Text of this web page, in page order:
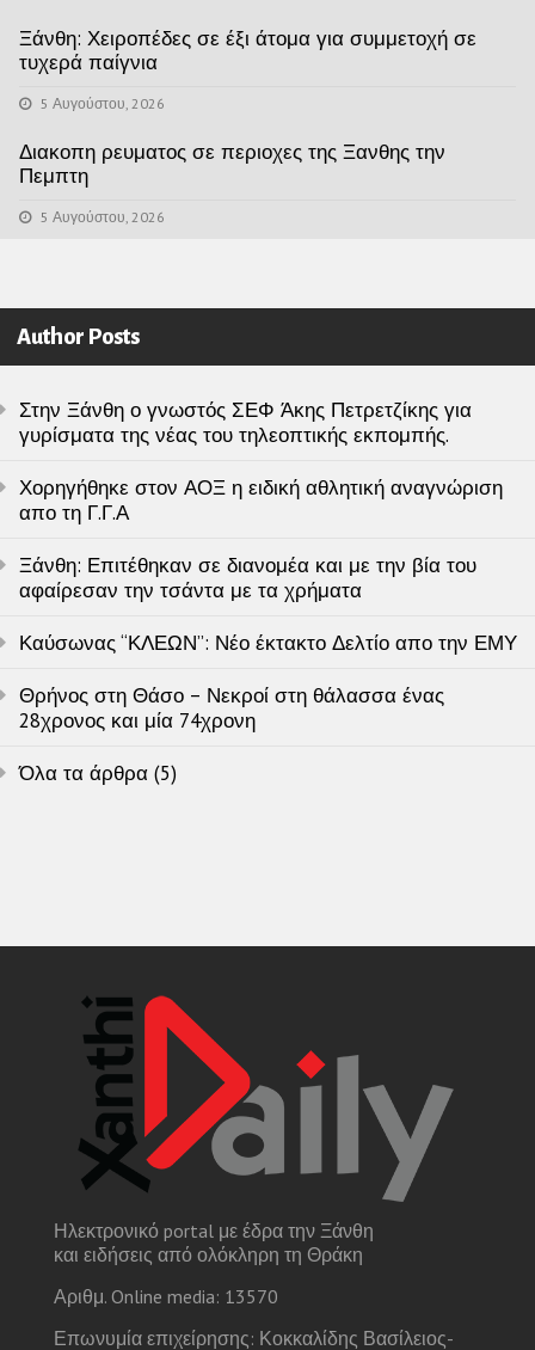
Ξάνθη: Χειροπέδες σε έξι άτομα για συμμετοχή σε
τυχερά παίγνια
5 Αυγούστου, 2026
Διακοπη ρευματος σε περιοχες της Ξανθης την
Πεμπτη
5 Αυγούστου, 2026
Author Posts
Στην Ξάνθη ο γνωστός ΣΕΦ Άκης Πετρετζίκης για
γυρίσματα της νέας του τηλεοπτικής εκπομπής.
Χορηγήθηκε στον ΑΟΞ η ειδική αθλητική αναγνώριση
απο τη Γ.Γ.Α
Ξάνθη: Επιτέθηκαν σε διανομέα και με την βία του
αφαίρεσαν την τσάντα με τα χρήματα
Καύσωνας “ΚΛΕΩΝ”: Νέο έκτακτο Δελτίο απο την ΕΜΥ
Θρήνος στη Θάσο – Νεκροί στη θάλασσα ένας
28χρονος και μία 74χρονη
Όλα τα άρθρα (5)
Ηλεκτρονικό portal με έδρα την Ξάνθη
και ειδήσεις από ολόκληρη τη Θράκη
Αριθμ. Online media: 13570
Επωνυμία επιχείρησης: Κοκκαλίδης Βασίλειος-